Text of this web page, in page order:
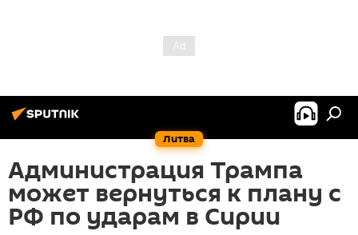
Литва
Администрация Трампа
может вернуться к плану с
РФ по ударам в Сирии